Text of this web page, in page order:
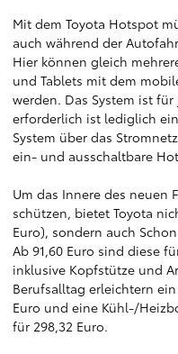
Mit dem Toyota Hotspot
auch während der
Hier können gleich
und Tablets mit dem
werden. Das System ist
erforderlich ist lediglich
System über das
ein- und ausschaltbare
Um das Innere des neuen
schützen, bietet Toyota
Euro), sondern auch
Ab 91,60 Euro sind diese
inklusive Kopfstütze und
Berufsalltag erleichtern
Euro und eine Kühl-/
für 298,32 Euro.